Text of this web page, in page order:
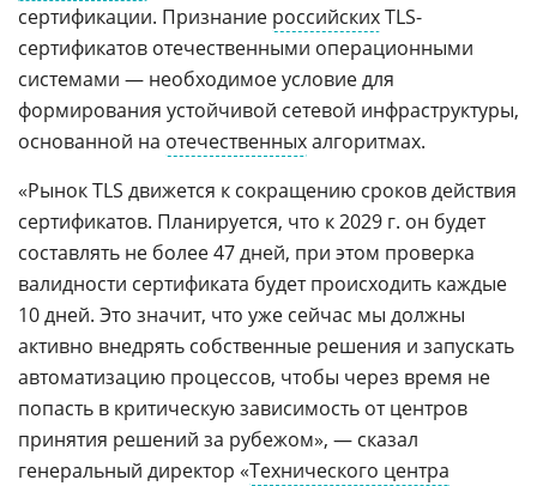
сертификации. Признание российскихTLS-
сертификатов отечественными операционными
системами — необходимое условие для
формирования устойчивой сетевой инфраструктуры,
основанной на отечественныхалгоритмах.
«Рынок TLS движется к сокращению сроков действия
сертификатов. Планируется, что к 2029 г. он будет
составлять не более 47 дней, при этом проверка
валидности сертификата будет происходить каждые
10 дней. Это значит, что уже сейчас мы должны
активно внедрять собственные решения и запускать
автоматизацию процессов, чтобы через время не
попасть в критическую зависимость от центров
принятия решений за рубежом», — сказал
генеральный директор «Технического центра